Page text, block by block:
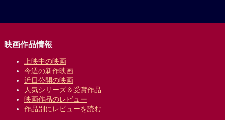
映画作品情報
上映中の映画
今週の新作映画
近日公開の映画
人気シリーズ＆受賞作品
映画作品のレビュー
作品別にレビューを読む